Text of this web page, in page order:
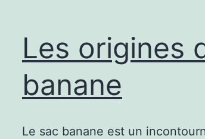
Les origines
banane
Le sac banane est un